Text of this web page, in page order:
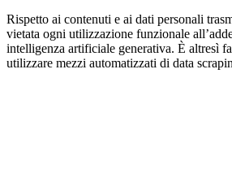
Rispetto ai contenuti e ai dati personali
vietata ogni utilizzazione funzionale
intelligenza artificiale generativa. È altresì
utilizzare mezzi automatizzati di data